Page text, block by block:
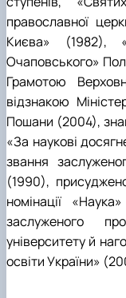
православної
Києва» (1982),
Очаповського»
Грамотою
відзнакою
Пошани (2004),
«За наукові
звання
(1990),
номінації
заслуженого
університету й
освіти України»